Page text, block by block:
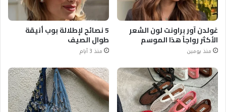
غولدن آور براونت لون الشعر
الأكثر رواجاً هذا الموسم
منذ يومين
5 نصائح لإطلالة بوب أنيقة
طوال الصيف
منذ 3 أيام